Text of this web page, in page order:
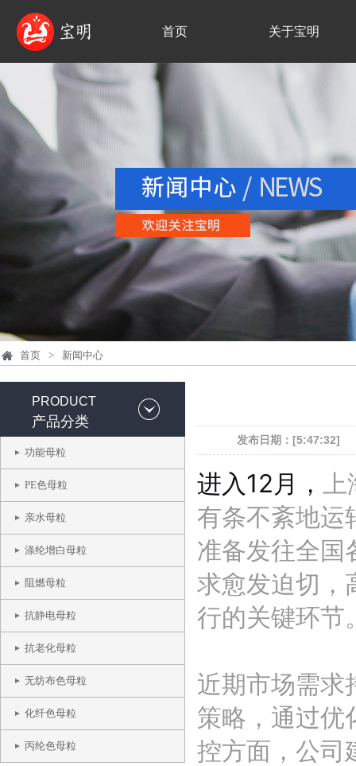
首页 关于宝明
首页 > 新闻中心
PRODUCT
产品分类
功能母粒
PE色母粒
亲水母粒
涤纶增白母粒
阻燃母粒
抗静电母粒
抗老化母粒
无纺布色母粒
化纤色母粒
丙纶色母粒
发布日期：[5:47:32]
进入12月， 上
有条不紊地运
准备发往全国
求愈发迫切，
行的关键环节
近期市场需求
策略，通过优
控方面，公司